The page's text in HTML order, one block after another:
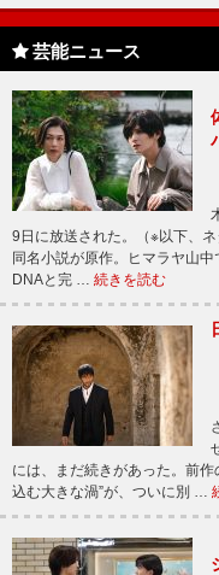
芸能ニュース
9日に放送された。（※以下、
同名小説が原作。ヒマラヤ山
DNAと完 … 続きを読む
には、まだ続きがあった。前
込む大きな渦”が、ついに別 …